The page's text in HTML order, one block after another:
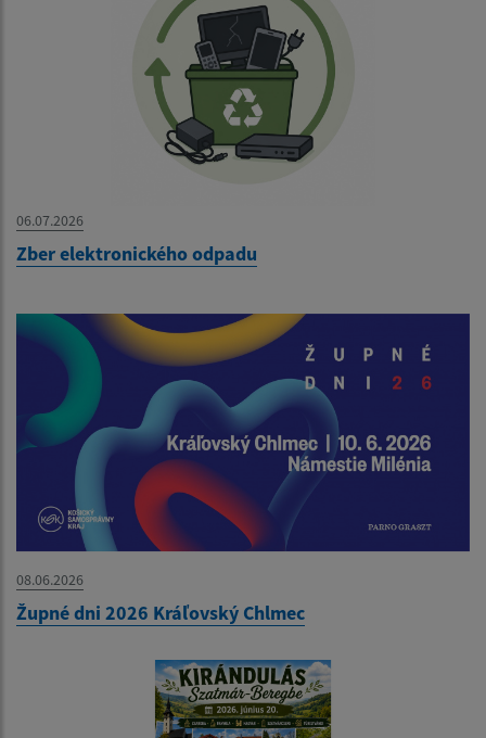
06.07.2026
Zber elektronického odpadu
08.06.2026
Župné dni 2026 Kráľovský Chlmec